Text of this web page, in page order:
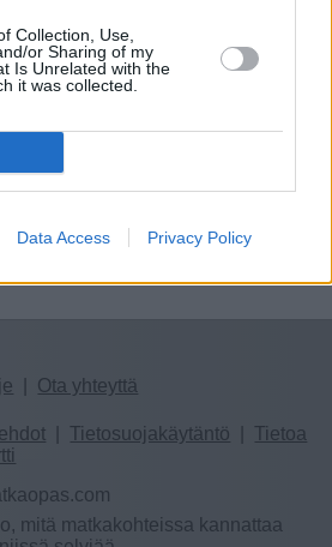
Collection, Use,
or Sharing of my
Is Unrelated with the
it was collected.
Data Access Privacy Policy
Ota yhteyttä
Tietosuojakäytäntö
Tietoa
mitä matkakohteissa kannattaa